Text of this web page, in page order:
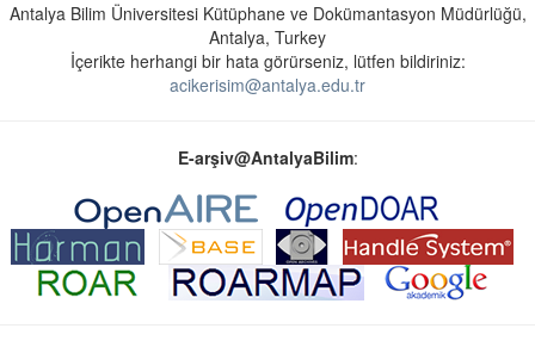
Antalya Bilim Üniversitesi Kütüphane ve Dokümantasyon Müdürlüğü,
Antalya, Turkey
İçerikte herhangi bir hata görürseniz, lütfen bildiriniz:
acikerisim@antalya.edu.tr
E-arşiv@AntalyaBilim: